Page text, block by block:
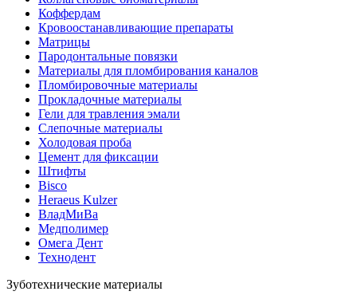
Коффердам
Кровоостанавливающие препараты
Матрицы
Пародонтальные повязки
Материалы для пломбирования каналов
Пломбировочные материалы
Прокладочные материалы
Гели для травления эмали
Слепочные материалы
Холодовая проба
Цемент для фиксации
Штифты
Bisco
Heraeus Kulzer
ВладМиВа
Медполимер
Омега Дент
Технодент
Зуботехнические материалы